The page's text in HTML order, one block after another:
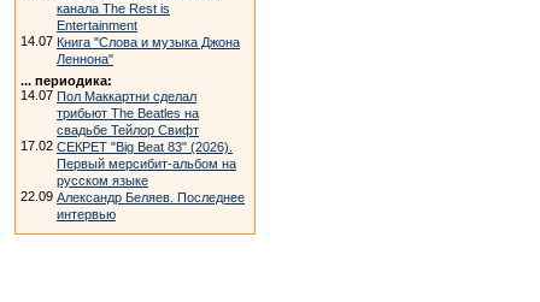
канала The Rest is
Entertainment
14.07 Книга "Слова и музыка Джона
Леннона"
... периодика:
14.07 Пол Маккартни сделал
трибьют The Beatles на
свадьбе Тейлор Свифт
17.02 СЕКРЕТ "Big Beat 83" (2026).
Первый мерсибит-альбом на
русском языке
22.09 Александр Беляев. Последнее
интервью